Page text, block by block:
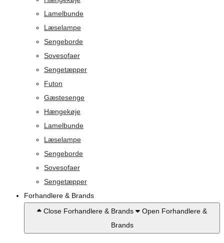
Lamelbunde
Læselampe
Sengeborde
Sovesofaer
Sengetæpper
Futon
Gæstesenge
Hængekøje
Lamelbunde
Læselampe
Sengeborde
Sovesofaer
Sengetæpper
Forhandlere & Brands
Close Forhandlere & Brands
Open Forhandlere &
Brands